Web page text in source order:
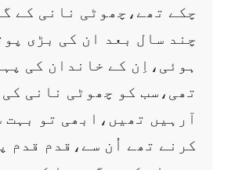
چکے تھے،چھوٹی نانی کے
چند سال بعد ان کی بڑی
ہوئی،اِن کے خاندان کی
تھی،سب کو چھوٹی نانی
آرہیں تھیں،ابھی تو
کرنے تھے اُن سے،قدم قدم